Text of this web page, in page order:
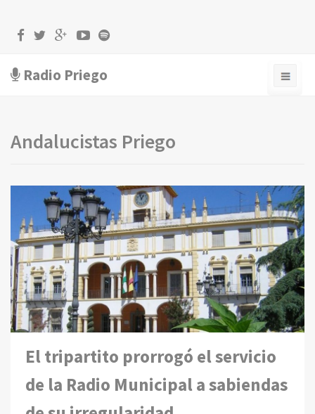
Radio Priego
Andalucistas Priego
El tripartito prorrogó el servicio
de la Radio Municipal a sabiendas